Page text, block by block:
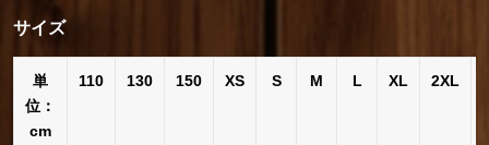
サイズ
単
位：
cm
110 130 150 XS S M L XL 2XL